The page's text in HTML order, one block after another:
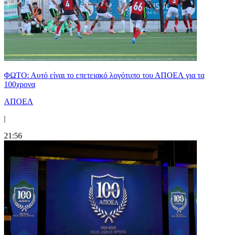
ΦΩΤΟ: Αυτό είναι το επετειακό λογότυπο του ΑΠΟΕΛ για τα
100χρονα
ΑΠΟΕΛ
|
21:56